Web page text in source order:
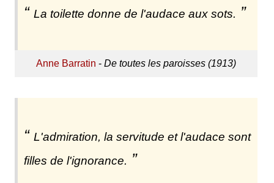
La toilette donne de l'audace aux sots.
Anne Barratin - De toutes les paroisses (1913)
L'admiration, la servitude et l'audace sont
filles de l'ignorance.